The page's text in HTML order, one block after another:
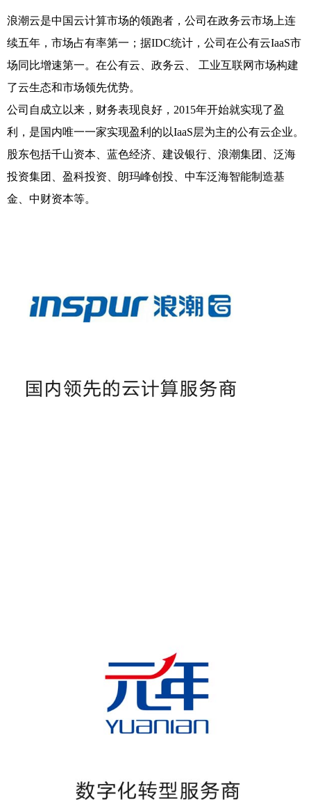
浪潮云是中国云计算市场的领跑者，公司在政务云市场上连
续五年，市场占有率第一；据IDC统计，公司在公有云IaaS市
场同比增速第一。在公有云、政务云、 工业互联网市场构建
了云生态和市场领先优势。
公司自成立以来，财务表现良好，2015年开始就实现了盈
利，是国内唯一一家实现盈利的以IaaS层为主的公有云企业。
股东包括千山资本、蓝色经济、建设银行、浪潮集团、泛海
投资集团、盈科投资、朗玛峰创投、中车泛海智能制造基
金、中财资本等。